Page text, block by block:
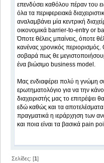
επενδύσει καθόλου πέραν του
όλα τα περιφερειακά
αναλαμβάνει μία κεντρική
οικονομικά barrier-to-entry or
Όποτε θέλεις μπαίνεις, όποτε
κανένας χρονικός
σοβαρά πως θε
ένα βιώσιμο business model.
Μας ενδιαφέρει πολύ η γνώμη
ερωτηματολόγιο για να την
διαχειριστής μας το επιτρέψει
εδώ καθώς και τα
πραγματικά η ιεράρχηση των
και ποια είναι τα βασικά pain
Σελίδες: [1]